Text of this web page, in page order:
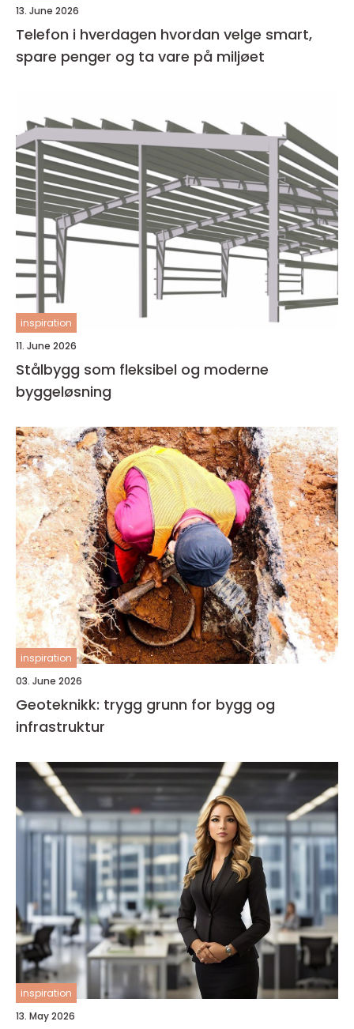
13. June 2026
Telefon i hverdagen hvordan velge smart,
spare penger og ta vare på miljøet
inspiration
11. June 2026
Stålbygg som fleksibel og moderne
byggeløsning
inspiration
03. June 2026
Geoteknikk: trygg grunn for bygg og
infrastruktur
inspiration
13. May 2026